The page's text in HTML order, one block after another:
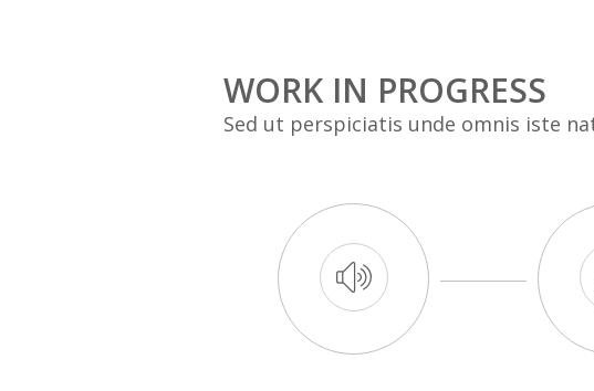
WORK IN PROGRESS
Sed ut perspiciatis unde omnis iste